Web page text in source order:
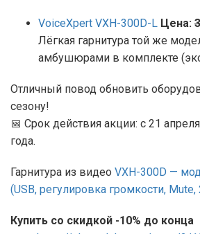
VoiceXpert VXH-300D-L Цена:
Лёгкая гарнитура той же
амбушюрами в комплекте
Отличный повод обновить
сезону!
📅 Срок действия акции: с 21
года.
Гарнитура из видео VXH-300D —
(USB, регулировка громкости,
Купить со скидкой -10% до конца